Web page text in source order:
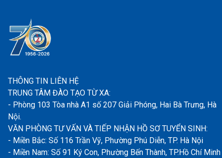
THÔNG TIN LIÊN HỆ
TRUNG TÂM ĐÀO TẠO TỪ XA:
- Phòng 103 Tòa nhà A1 số 207 Giải Phóng, Hai Bà Trưng, Hà
Nội.
VĂN PHÒNG TƯ VẤN VÀ TIẾP NHẬN HỒ SƠ TUYỂN SINH:
- Miền Bắc: Số 116 Trần Vỹ, Phường Phú Diễn, TP. Hà Nội
- Miền Nam: Số 91 Ký Con, Phường Bến Thành, TP.Hồ Chí Minh